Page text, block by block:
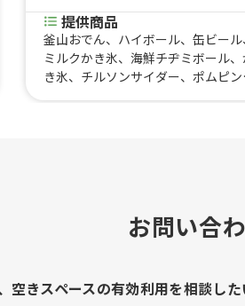
提供商品
釜山おでん、ハイボール、缶ビール
ミルクかき氷、海鮮チヂミボール、
き氷、チルソンサイダー、ポムピン
お問い合
空きスペースの有効利用を相談し